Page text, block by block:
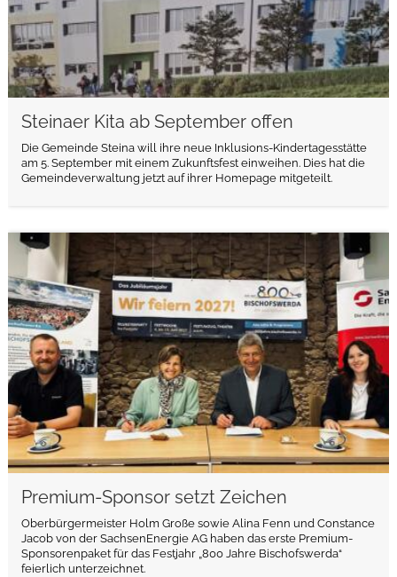
Steinaer Kita ab September offen
Die Gemeinde Steina will ihre neue Inklusions-Kindertagesstätte
am 5. September mit einem Zukunftsfest einweihen. Dies hat die
Gemeindeverwaltung jetzt auf ihrer Homepage mitgeteilt.
Premium-Sponsor setzt Zeichen
Oberbürgermeister Holm Große sowie Alina Fenn und Constance
Jacob von der SachsenEnergie AG haben das erste Premium-
Sponsorenpaket für das Festjahr „800 Jahre Bischofswerda“
feierlich unterzeichnet.
weiterlesen